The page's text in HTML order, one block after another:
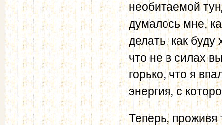
необитаемой
думалось мне,
делать, как буду
что не в силах
горько, что я
энергия, с
Теперь, проживя